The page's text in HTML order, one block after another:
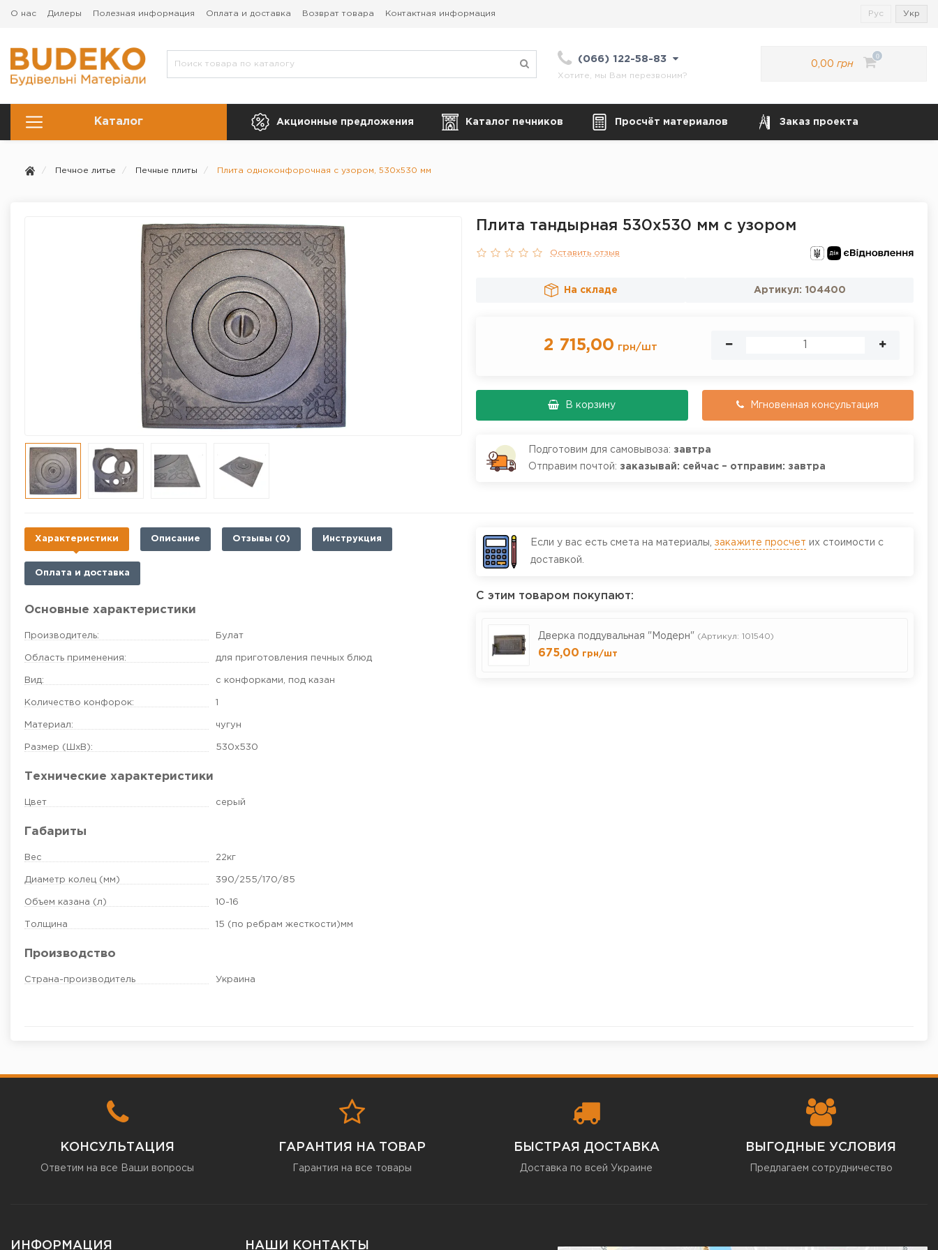
О нас Дилеры Полезная информация Оплата и доставка Возврат товара Контактная информация Рус Укр
(066) 122-58-83
Хотите, мы Вам перезвоним?
0,00 грн
0
Каталог Акционные предложения Каталог печников Просчёт материалов Заказ проекта
Печное литье Печные плиты Плита одноконфорочная с узором, 530х530 мм
Плита тандырная 530х530 мм с узором
Оставить отзыв
На складе Артикул: 104400
2 715,00 грн/шт
В корзину Мгновенная консультация
Подготовим для самовывоза: завтра
Отправим почтой: заказывай: сейчас – отправим: завтра
Характеристики Описание Отзывы (0) Инструкция
Оплата и доставка
Основные характеристики
Производитель: Булат
Область применения: для приготовления печных блюд
Вид: с конфорками под казан
Количество конфорок: 1
Материал: чугун
Размер (ШхВ): 530х530
Технические характеристики
Цвет серый
Габариты
Вес 22кг
Диаметр колец (мм) 390/255/170/85
Объем казана (л) 10-16
Толщина 15 (по ребрам жесткости)мм
Производство
Страна-производитель Украина
Если у вас есть смета на материалы, закажите просчет их стоимости с
доставкой.
С этим товаром покупают:
Дверка поддувальная "Модерн" (Артикул: 101540)
675,00 грн/шт
КОНСУЛЬТАЦИЯ
Ответим на все Ваши вопросы
ГАРАНТИЯ НА ТОВАР
Гарантия на все товары
БЫСТРАЯ ДОСТАВКА
Доставка по всей Украине
ВЫГОДНЫЕ УСЛОВИЯ
Предлагаем сотрудничество
ИНФОРМАЦИЯ НАШИ КОНТАКТЫ